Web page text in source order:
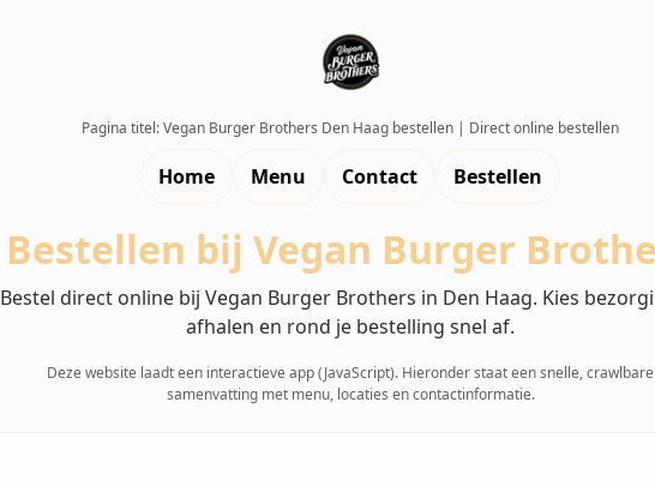
Pagina titel: Vegan Burger Brothers Den Haag bestellen | Direct online bestellen
Home Menu Contact Bestellen
Bestellen bij Vegan Burger
Bestel direct online bij Vegan Burger Brothers in Den Haag. Kies
afhalen en rond je bestelling snel af.
Deze website laadt een interactieve app (JavaScript). Hieronder staat een snelle, crawlbare
samenvatting met menu, locaties en contactinformatie.